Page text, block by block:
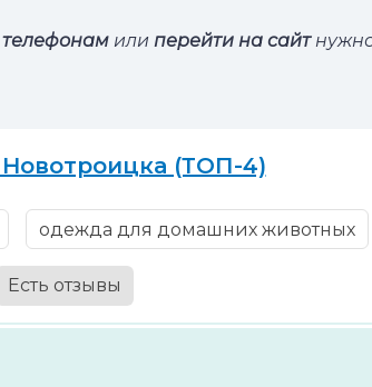
телефонам или перейти на сайт
(ТОП-4)
одежда для домашних животных
Есть отзывы